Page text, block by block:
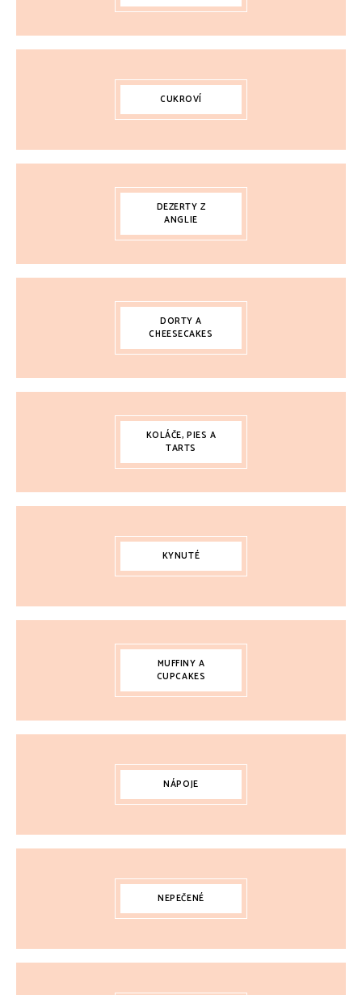
CUKROVÍ
DEZERTY Z
ANGLIE
DORTY A
CHEESECAKES
KOLÁČE, PIES A
TARTS
KYNUTÉ
MUFFINY A
CUPCAKES
NÁPOJE
NEPEČENÉ